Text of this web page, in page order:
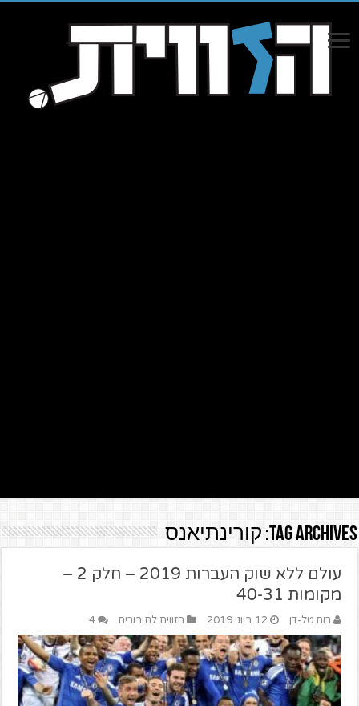
Tag Archives: קורינתיאנס
עולם ללא שוק העברות 2019 – חלק 2 –
מקומות 40-31
רום טל-דן 12 ביוני 2019 הזווית לחיבורים 4